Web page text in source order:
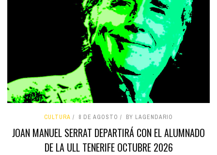
CULTURA 8 DE AGOSTO BY LAGENDARIO
JOAN MANUEL SERRAT DEPARTIRÁ CON EL ALUMNADO
DE LA ULL TENERIFE OCTUBRE 2026